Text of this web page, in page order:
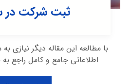
ثبت شرکت در
با مطالعه این مقاله دیگر نیازی
اطلاعاتی جامع و کامل راجع به